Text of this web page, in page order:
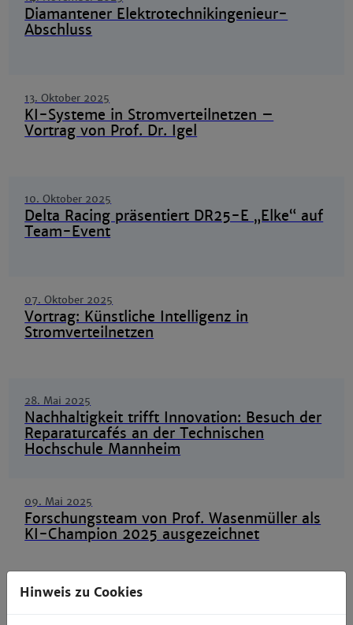
Diamantener Elektrotechnikingenieur-
Abschluss
13. Oktober 2025
KI-Systeme in Stromverteilnetzen –
Vortrag von Prof. Dr. Igel
10. Oktober 2025
Delta Racing präsentiert DR25-E „Elke“ auf
Team-Event
07. Oktober 2025
Vortrag: Künstliche Intelligenz in
Stromverteilnetzen
28. Mai 2025
Nachhaltigkeit trifft Innovation: Besuch der
Reparaturcafés an der Technischen
Hochschule Mannheim
09. Mai 2025
Forschungsteam von Prof. Wasenmüller als
KI-Champion 2025 ausgezeichnet
Hinweis zu Cookies